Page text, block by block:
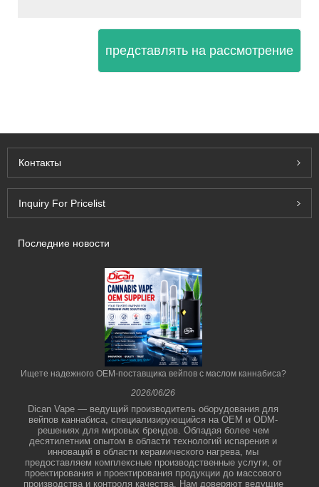
представлять на рассмотрение
Контакты
Inquiry For Pricelist
Последние новости
Ищете надежного OEM-поставщика вейпов с маслом каннабиса?
2026/06/26
Dican Vape — ведущий производитель оборудования для
вейпов каннабиса, специализирующийся на OEM и ODM-
решениях для мировых брендов. Обладая более чем
десятилетним опытом в области технологий испарения и
инноваций в области керамического нагрева, мы
предоставляем комплексные производственные услуги, от
проектирования и проектирования продукции до массового
производства и контроля качества. Нам доверяют ведущие